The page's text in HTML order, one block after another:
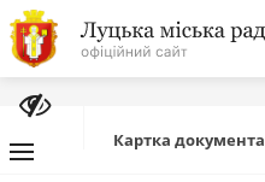
На
головну
Картка документа